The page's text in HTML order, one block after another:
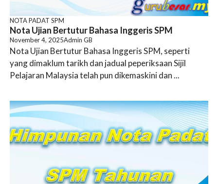
NOTA PADAT SPM
Nota Ujian Bertutur Bahasa Inggeris SPM
November 4, 2025Admin GB
Nota Ujian Bertutur Bahasa Inggeris SPM, seperti
yang dimaklum tarikh dan jadual peperiksaan Sijil
Pelajaran Malaysia telah pun dikemaskini dan ...